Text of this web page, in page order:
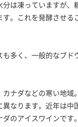
は凍っていますが、
。これを発酵させる
多く、一般的なブ
ナダなどの寒い地域
なります。近年は中
のアイスワインです。